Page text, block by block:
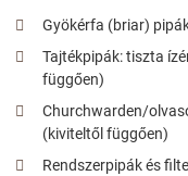
Gyökérfa (briar)
Tajtékpipák: tiszta
függően)
Churchwarden/
(kiviteltől függően)
Rendszerpipák és